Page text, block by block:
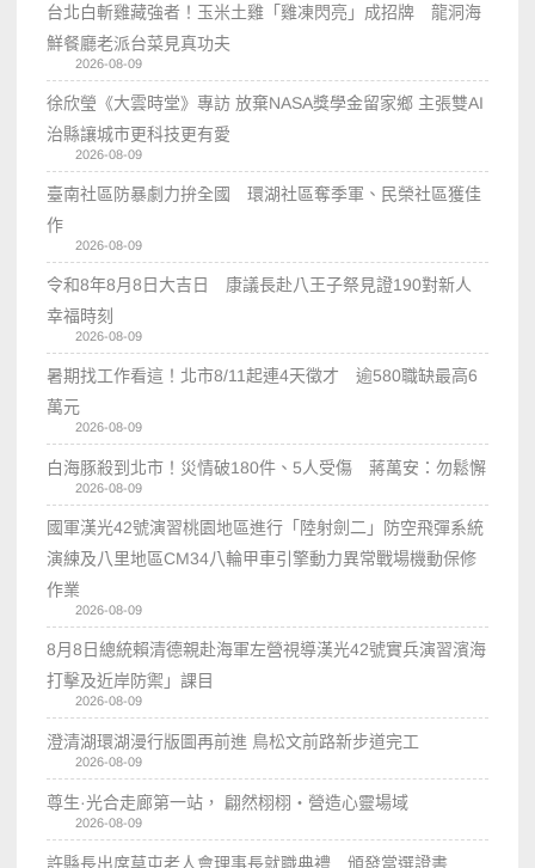
台北白斬雞藏強者！玉米土雞「雞凍閃亮」成招牌 龍洞海
鮮餐廳老派台菜見真功夫
2026-08-09
徐欣瑩《大雲時堂》專訪 放棄NASA獎學金留家鄉 主張雙AI
治縣讓城市更科技更有愛
2026-08-09
臺南社區防暴劇力拚全國 環湖社區奪季軍、民榮社區獲佳
作
2026-08-09
令和8年8月8日大吉日 康議長赴八王子祭見證190對新人
幸福時刻
2026-08-09
暑期找工作看這！北市8/11起連4天徵才 逾580職缺最高6
萬元
2026-08-09
白海豚殺到北市！災情破180件、5人受傷 蔣萬安：勿鬆懈
2026-08-09
國軍漢光42號演習桃園地區進行「陸射劍二」防空飛彈系統
演練及八里地區CM34八輪甲車引擎動力異常戰場機動保修
作業
2026-08-09
8月8日總統賴清德親赴海軍左營視導漢光42號實兵演習濱海
打擊及近岸防禦」課目
2026-08-09
澄清湖環湖漫行版圖再前進 鳥松文前路新步道完工
2026-08-09
尊生·光合走廊第一站， 翩然栩栩・營造心靈場域
2026-08-09
許縣長出席草屯老人會理事長就職典禮 頒發當選證書